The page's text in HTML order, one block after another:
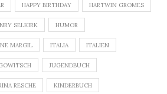
HAPPY BIRTHDAY HARTWIN GROMES
SELKIRK HUMOR
MARGIL ITALIA ITALIEN
JUGENDBUCH
RESCHE KINDERBUCH